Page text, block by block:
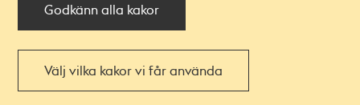
Godkänn alla kakor
Välj vilka kakor vi får använda